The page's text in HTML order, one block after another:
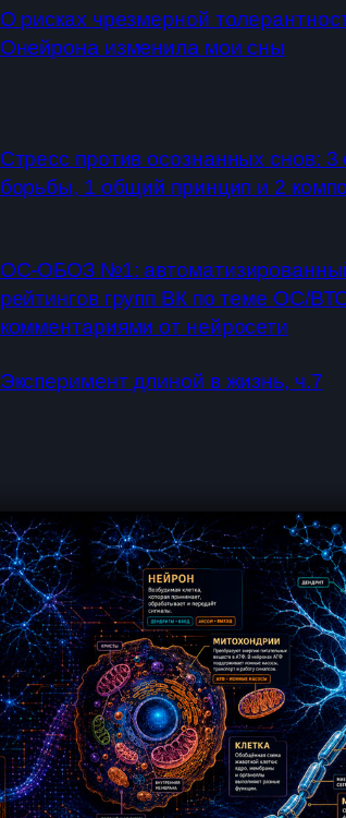
О рисках чрезмерной
Онейрона изменила мои сны
Стресс против осознанных снов: 3
борьбы, 1 общий принцип и 2
ОС-ОБОЗ №1:
рейтингов групп ВК по теме ОС/
комментариями от нейросети
Эксперимент длиной в жизнь, ч.7